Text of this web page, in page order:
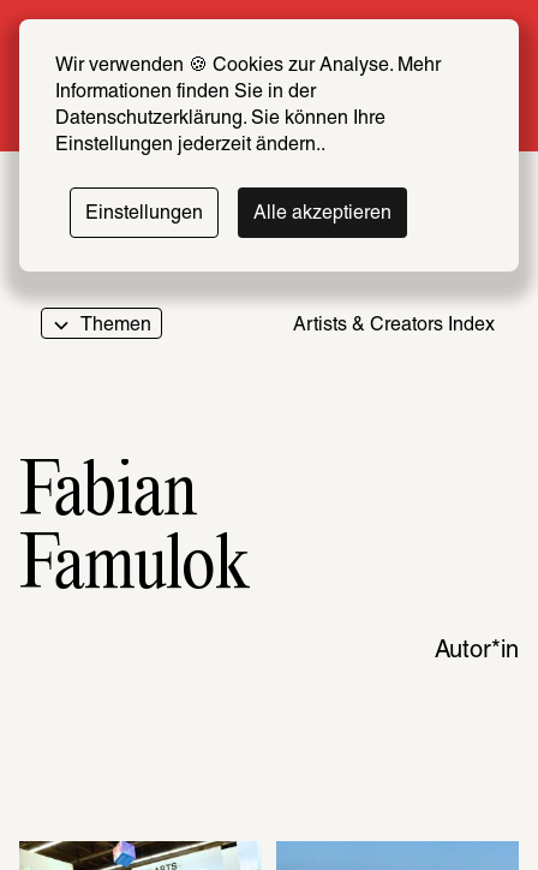
Wir verwenden 🍪 Cookies zur Analyse. Mehr
Informationen finden Sie in der
Datenschutzerklärung. Sie können Ihre
Einstellungen jederzeit ändern..
Einstellungen Alle akzeptieren
SCHIRN FREUND*IN werden
Mehr erfahren
Themen Artists & Creators Index
Fabian
Famulok
Autor*in